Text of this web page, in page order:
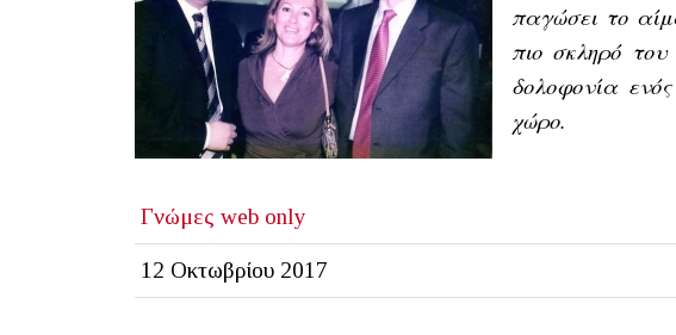
παγώσει το
πιο σκληρό
δολοφονία
χώρο.
Γνώμες web only
12 Οκτωβρίου 2017